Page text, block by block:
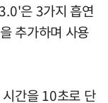
은 3가지 흡연
추가하며 사용
간을 10초로 단